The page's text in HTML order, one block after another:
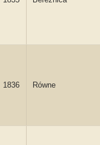
1836 Równe